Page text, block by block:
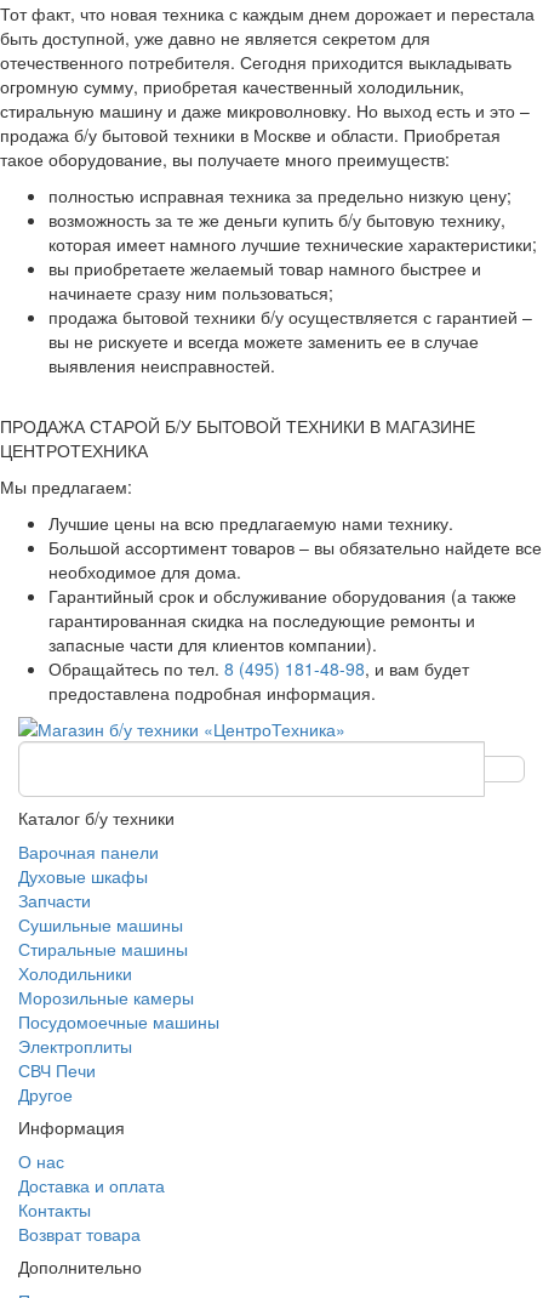
Тот факт, что новая техника с каждым днем дорожает и перестала
быть доступной, уже давно не является секретом для
отечественного потребителя. Сегодня приходится выкладывать
огромную сумму, приобретая качественный холодильник,
стиральную машину и даже микроволновку. Но выход есть и это –
продажа б/у бытовой техники в Москве и области. Приобретая
такое оборудование, вы получаете много преимуществ:
полностью исправная техника за предельно низкую цену;
возможность за те же деньги купить б/у бытовую технику,
которая имеет намного лучшие технические характеристики;
вы приобретаете желаемый товар намного быстрее и
начинаете сразу ним пользоваться;
продажа бытовой техники б/у осуществляется с гарантией –
вы не рискуете и всегда можете заменить ее в случае
выявления неисправностей.
ПРОДАЖА СТАРОЙ Б/У БЫТОВОЙ ТЕХНИКИ В МАГАЗИНЕ
ЦЕНТРОТЕХНИКА
Мы предлагаем:
Лучшие цены на всю предлагаемую нами технику.
Большой ассортимент товаров – вы обязательно найдете все
необходимое для дома.
Гарантийный срок и обслуживание оборудования (а также
гарантированная скидка на последующие ремонты и
запасные части для клиентов компании).
Обращайтесь по тел. 8 (495) 181-48-98, и вам будет
предоставлена подробная информация.
Каталог б/у техники
Варочная панели
Духовые шкафы
Запчасти
Сушильные машины
Стиральные машины
Холодильники
Морозильные камеры
Посудомоечные машины
Электроплиты
СВЧ Печи
Другое
Информация
О нас
Доставка и оплата
Контакты
Возврат товара
Дополнительно